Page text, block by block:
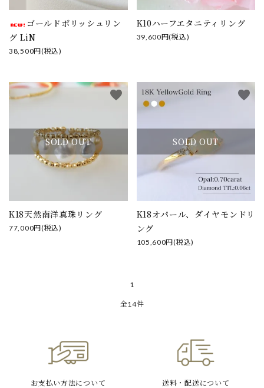
ゴールドポリッシュリン
グ LiN
38,500円(税込)
K10ハーフエタニティリング
39,600円(税込)
SOLD OUT
K18天然南洋真珠リング
77,000円(税込)
favorite
SOLD OUT
K18オパール、ダイヤモンドリ
ング
105,600円(税込)
favorite
1
全14件
お支払い方法について 送料・配送について